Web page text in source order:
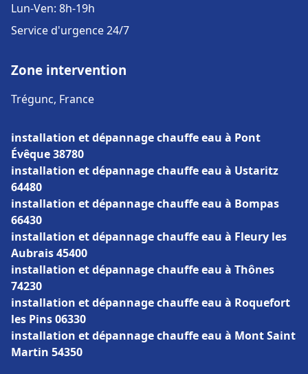
Lun-Ven: 8h-19h
Service d'urgence 24/7
Zone intervention
Trégunc, France
installation et dépannage chauffe eau à Pont
Évêque 38780
installation et dépannage chauffe eau à Ustaritz
64480
installation et dépannage chauffe eau à Bompas
66430
installation et dépannage chauffe eau à Fleury les
Aubrais 45400
installation et dépannage chauffe eau à Thônes
74230
installation et dépannage chauffe eau à Roquefort
les Pins 06330
installation et dépannage chauffe eau à Mont Saint
Martin 54350